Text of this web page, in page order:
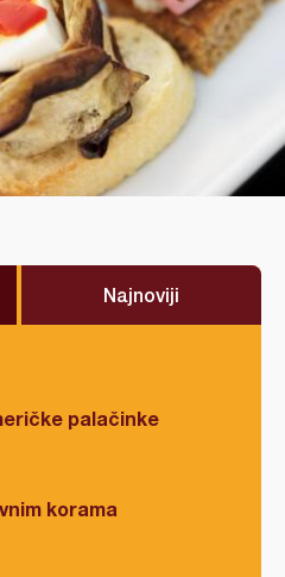
Najnoviji
palačinke
korama